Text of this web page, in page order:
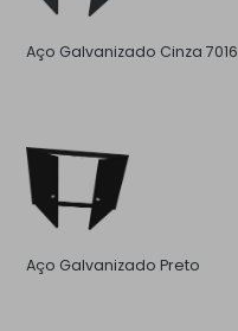
Aço Galvanizado Cinza 7016
Aço Galvanizado Preto